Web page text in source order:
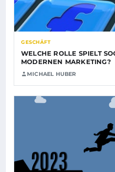
GESCHÄFT
WELCHE ROLLE SPIELT
MODERNEN MARKETING?
MICHAEL HUBER